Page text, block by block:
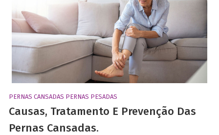
PERNAS CANSADAS PERNAS PESADAS
Causas, Tratamento E Prevenção Das
Pernas Cansadas.